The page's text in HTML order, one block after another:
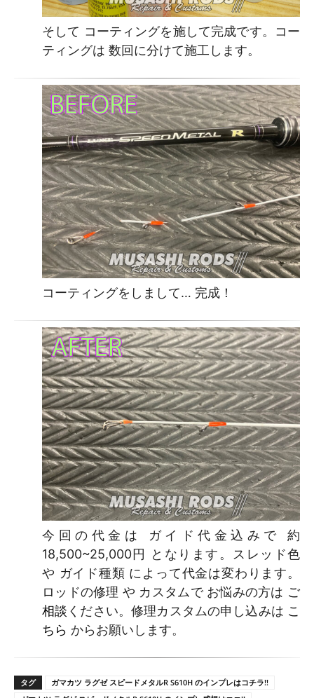
そして コーティングを施して完成です。コー
ティングは 数回に分けて施工します。
コーティングをしまして… 完成！
今回の代金は ガイド代金込みで 約
18,500~25,000円 となります。スレッド色
や ガイド種類 によって代金は変わります。
ロッドの修理 や カスタムで お悩みの方は ご
相談 ください。修理カスタムの申し込みは こ
ちら からお願いします。
タグ
ガマカツ ラグゼ スピードメタルR S610H のインプレはコチラ!!